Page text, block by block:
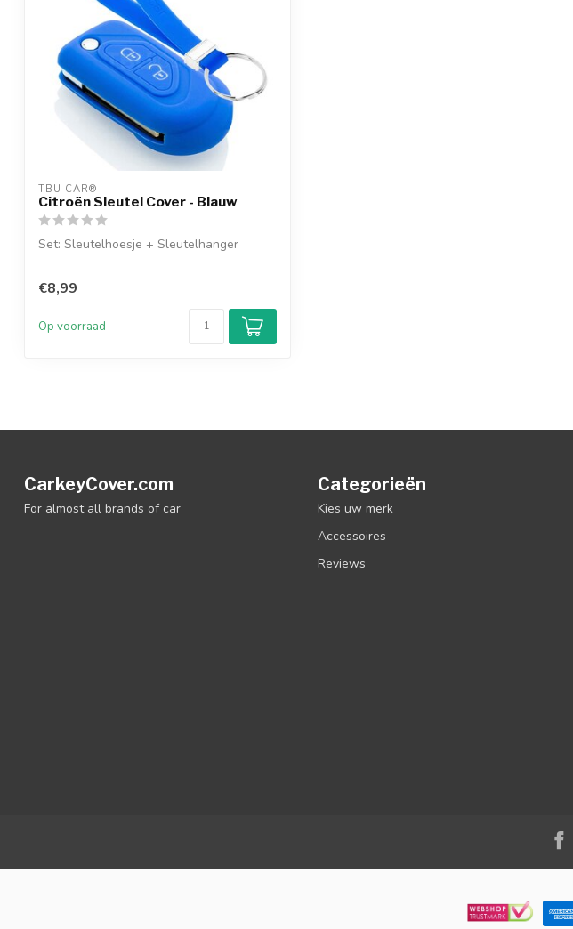
TBU CAR®
Citroën Sleutel Cover - Blauw
Set: Sleutelhoesje + Sleutelhanger
€8,99
Op voorraad
CarkeyCover.com
For almost all brands of car
Categorieën
Kies uw merk
Accessoires
Reviews